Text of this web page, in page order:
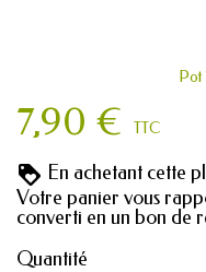
Pot
7,90 € TTC
En achetant cette
Votre panier vous
converti en un bon de
Quantité